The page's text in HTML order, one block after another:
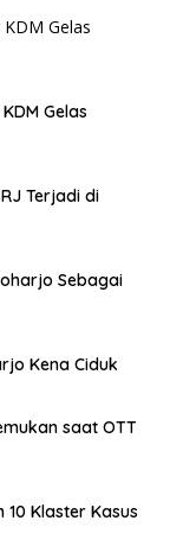
Gelas
Terjadi di
Sebagai
Kena Ciduk
saat OTT
10 Klaster Kasus